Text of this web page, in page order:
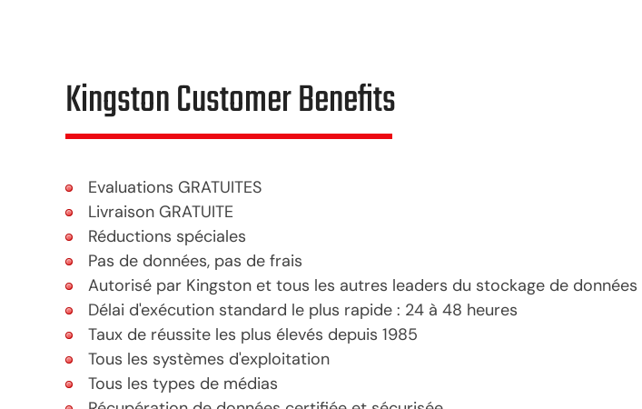
Kingston Customer Benefits
Evaluations GRATUITES
Livraison GRATUITE
Réductions spéciales
Pas de données, pas de frais
Autorisé par Kingston et tous les autres leaders du stockage de données
Délai d'exécution standard le plus rapide : 24 à 48 heures
Taux de réussite les plus élevés depuis 1985
Tous les systèmes d'exploitation
Tous les types de médias